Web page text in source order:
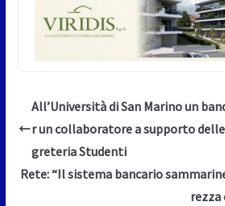
All’Università di San Marino un
r un collaboratore a supporto
greteria Studenti
Rete: “Il sistema bancario
rezza